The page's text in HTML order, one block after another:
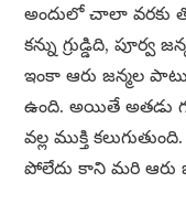
అందులో చాలా వరకు
కన్ను గ్రుడ్డిది,
ఇంకా ఆరు జన్మల
ఉంది. అయితే అతడు
వల్ల ముక్తి
పోలేదు కాని మరి ఆరు